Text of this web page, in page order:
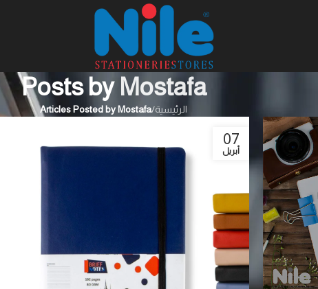
Posts by Mostafa
الرئيسية/
Articles Posted by Mostafa
07
أبريل